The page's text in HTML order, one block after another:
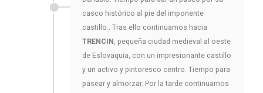
casco histórico al pie del imponente
castillo.. Tras ello continuamos hacia
TRENCIN , pequeña ciudad medieval al oeste
de Eslovaquia, con un impresionante castillo
y un activo y pintoresco centro. Tiempo para
pasear y almorzar. Por la tarde continuamos